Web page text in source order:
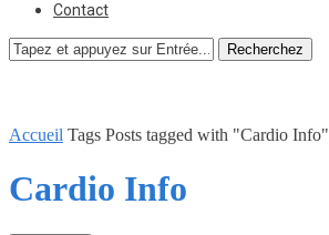
Contact
Recherchez
Accueil Tags Posts tagged with "Cardio Info"
Cardio Info